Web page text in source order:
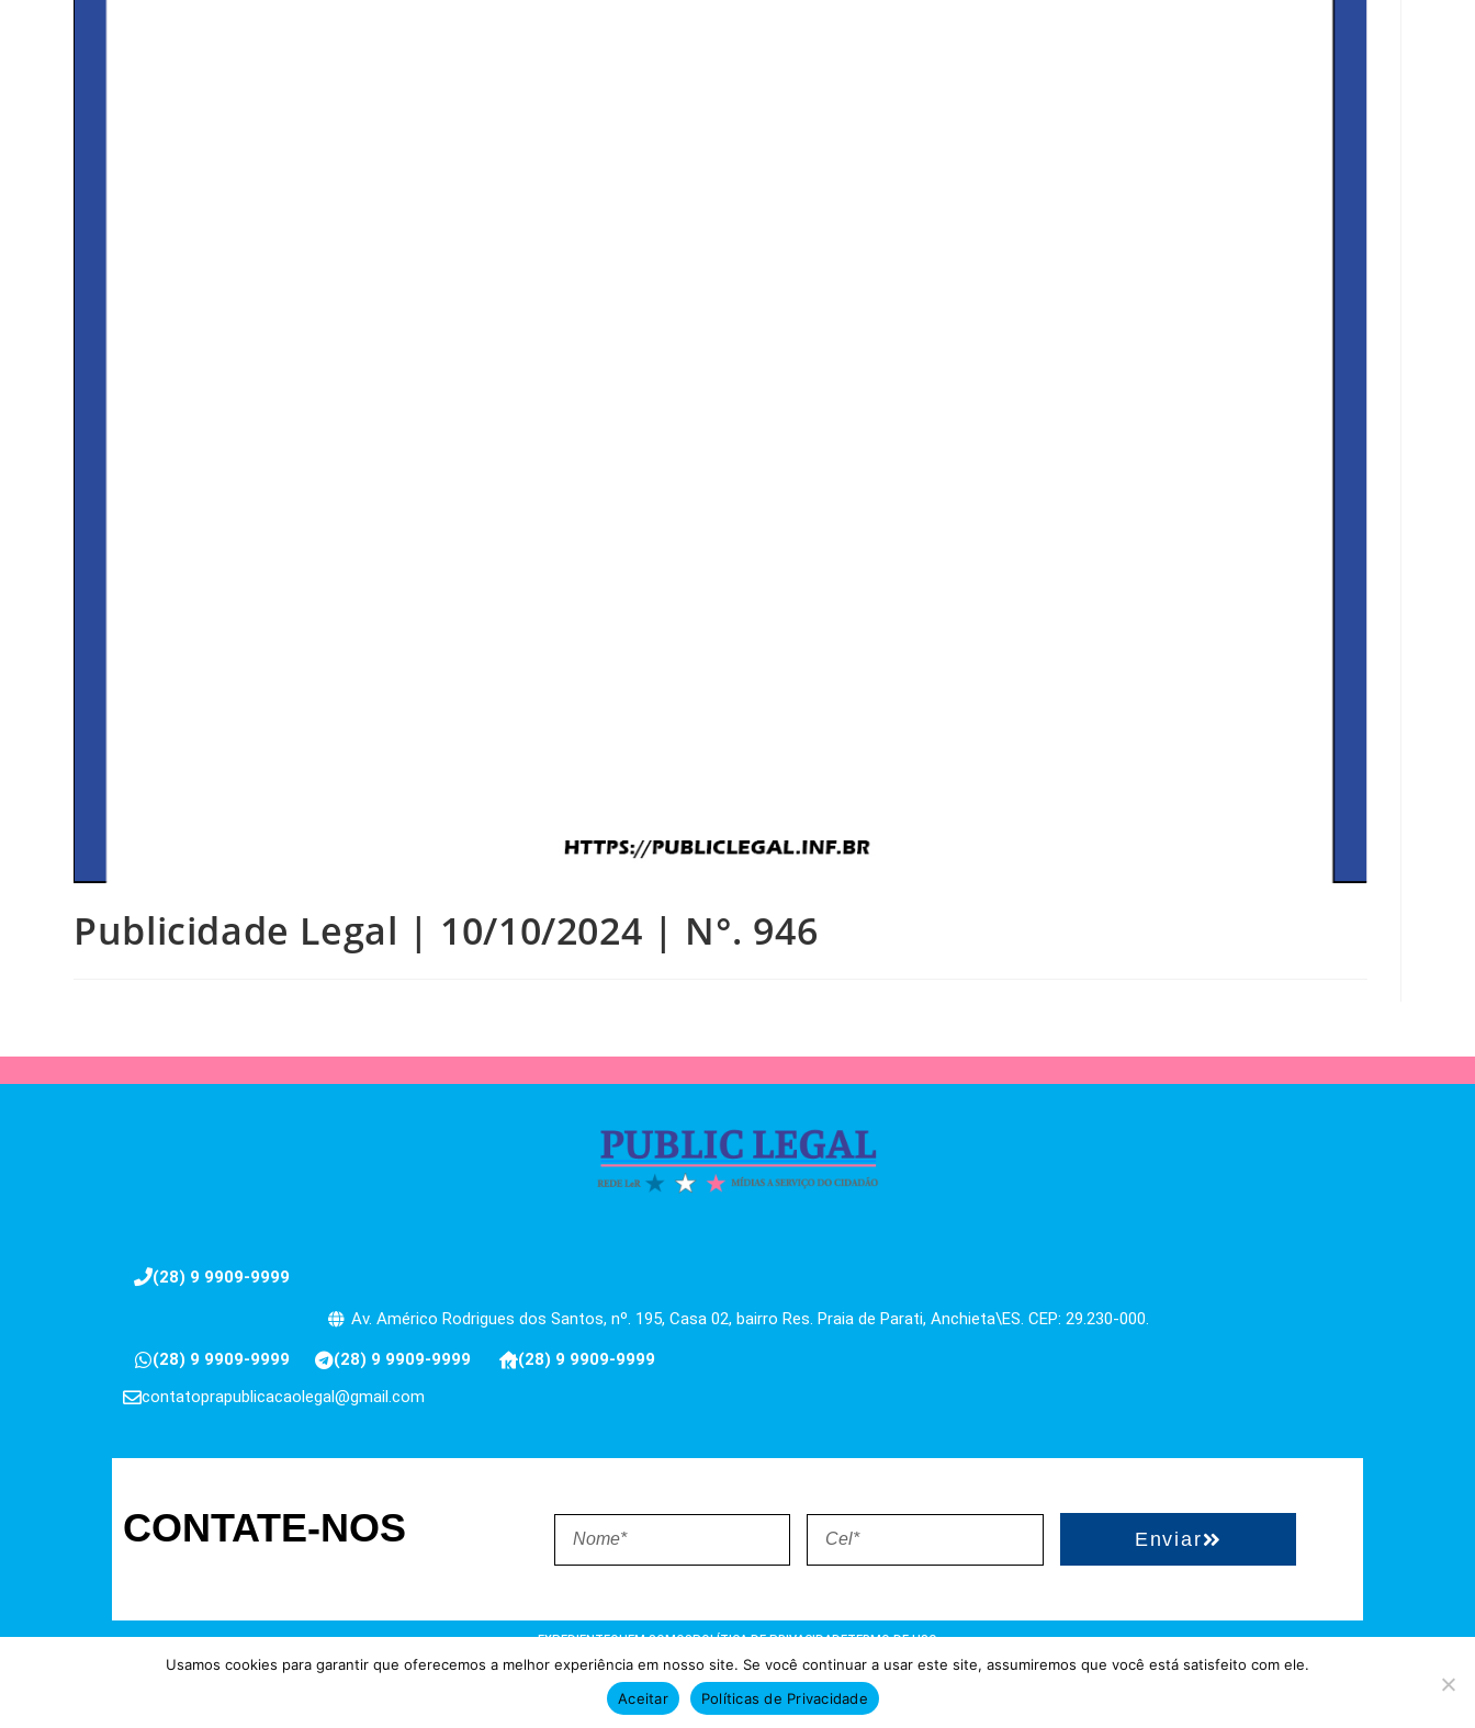
Publicidade Legal | 10/10/2024 | N°. 946
(28) 9 9909-9999
Av. Américo Rodrigues dos Santos, nº. 195, Casa 02, bairro Res. Praia de Parati, Anchieta\ES. CEP: 29.230-000.
(28) 9 9909-9999 (28) 9 9909-9999
(28) 9 9909-9999
contatoprapublicacaolegal@gmail.com
CONTATE-NOS Enviar
EXPEDIENTEQUEM SOMOSPOLÍTICA DE PRIVACIDADETERMO DE USO
Direitos reservados à FIT Soluções = Atualizado pelo Consórcio de Agências: Kriativuz e Philadelphia = Hospedado em
Usamos cookies para garantir que oferecemos a melhor experiência em nosso site. Se você continuar a usar este site, assumiremos que você está satisfeito com ele.
Aceitar
Políticas de Privacidade